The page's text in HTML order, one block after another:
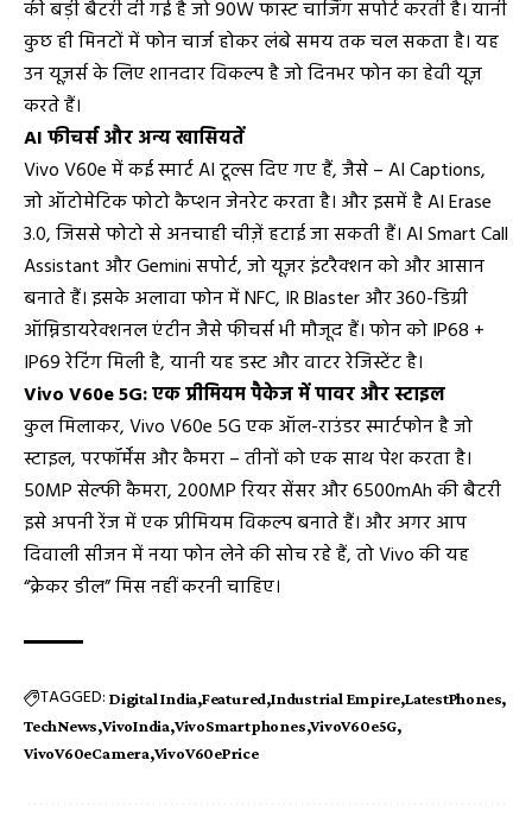
की बड़ी बैटरी दी गई है जो 90W फास्ट चार्जिंग सपोर्ट करती है। यानी
कुछ ही मिनटों में फोन चार्ज होकर लंबे समय तक चल सकता है। यह
उन यूज़र्स के लिए शानदार विकल्प है जो दिनभर फोन का हेवी यूज़
करते हैं।
AI फीचर्स और अन्य खासियतें
Vivo V60e में कई स्मार्ट AI टूल्स दिए गए हैं, जैसे – AI Captions,
जो ऑटोमेटिक फोटो कैप्शन जेनरेट करता है। और इसमें है AI Erase
3.0, जिससे फोटो से अनचाही चीज़ें हटाई जा सकती हैं। AI Smart Call
Assistant और Gemini सपोर्ट, जो यूज़र इंटरैक्शन को और आसान
बनाते हैं। इसके अलावा फोन में NFC, IR Blaster और 360-डिग्री
ऑम्निडायरेक्शनल एंटीन जैसे फीचर्स भी मौजूद हैं। फोन को IP68 +
IP69 रेटिंग मिली है, यानी यह डस्ट और वाटर रेजिस्टेंट है।
Vivo V60e 5G: एक प्रीमियम पैकेज में पावर और स्टाइल
कुल मिलाकर, Vivo V60e 5G एक ऑल-राउंडर स्मार्टफोन है जो
स्टाइल, परफॉर्मेंस और कैमरा – तीनों को एक साथ पेश करता है।
50MP सेल्फी कैमरा, 200MP रियर सेंसर और 6500mAh की बैटरी
इसे अपनी रेंज में एक प्रीमियम विकल्प बनाते हैं। और अगर आप
दिवाली सीजन में नया फोन लेने की सोच रहे हैं, तो Vivo की यह
“क्रेकर डील” मिस नहीं करनी चाहिए।
TAGGED: Digital India Featured Industrial Empire LatestPhones
TechNews VivoIndia VivoSmartphones VivoV60e5G
VivoV60eCamera VivoV60ePrice